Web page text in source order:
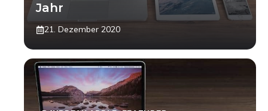
Jahr
21. Dezember 2020